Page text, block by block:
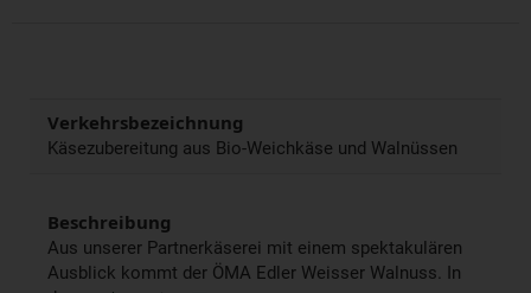
Verkehrsbezeichnung
Käsezubereitung aus Bio-Weichkäse und Walnüssen
Beschreibung
Aus unserer Partnerkäserei mit einem spektakulären
Ausblick kommt der ÖMA Edler Weisser Walnuss. In